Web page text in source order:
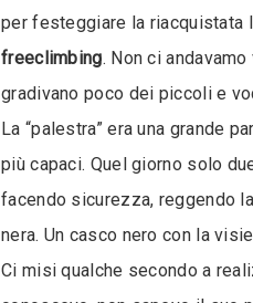
per festeggiare la riacquistata
freeclimbing. Non ci
gradivano poco dei piccoli e
La “palestra” era una grande
più capaci. Quel giorno solo
facendo sicurezza, reggendo
nera. Un casco nero con la
Ci misi qualche secondo a